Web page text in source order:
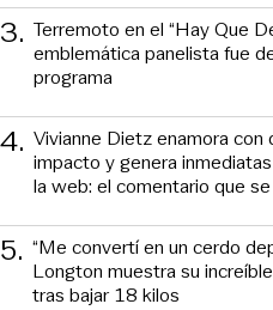
3. Terremoto en el “Hay Que
emblemática panelista fue
programa
4. Vivianne Dietz enamora
impacto y genera
la web: el comentario que
5. “Me convertí en un cerdo
Longton muestra su
tras bajar 18 kilos